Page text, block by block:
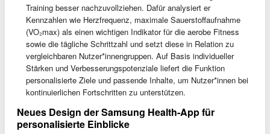
Training besser nachzuvollziehen. Dafür analysiert er
Kennzahlen wie Herzfrequenz, maximale Sauerstoffaufnahme
(VO₂max) als einen wichtigen Indikator für die aerobe Fitness
sowie die tägliche Schrittzahl und setzt diese in Relation zu
vergleichbaren Nutzer*innengruppen. Auf Basis individueller
Stärken und Verbesserungspotenziale liefert die Funktion
personalisierte Ziele und passende Inhalte, um Nutzer*innen bei
kontinuierlichen Fortschritten zu unterstützen.
Neues Design der Samsung Health-App für
personalisierte Einblicke